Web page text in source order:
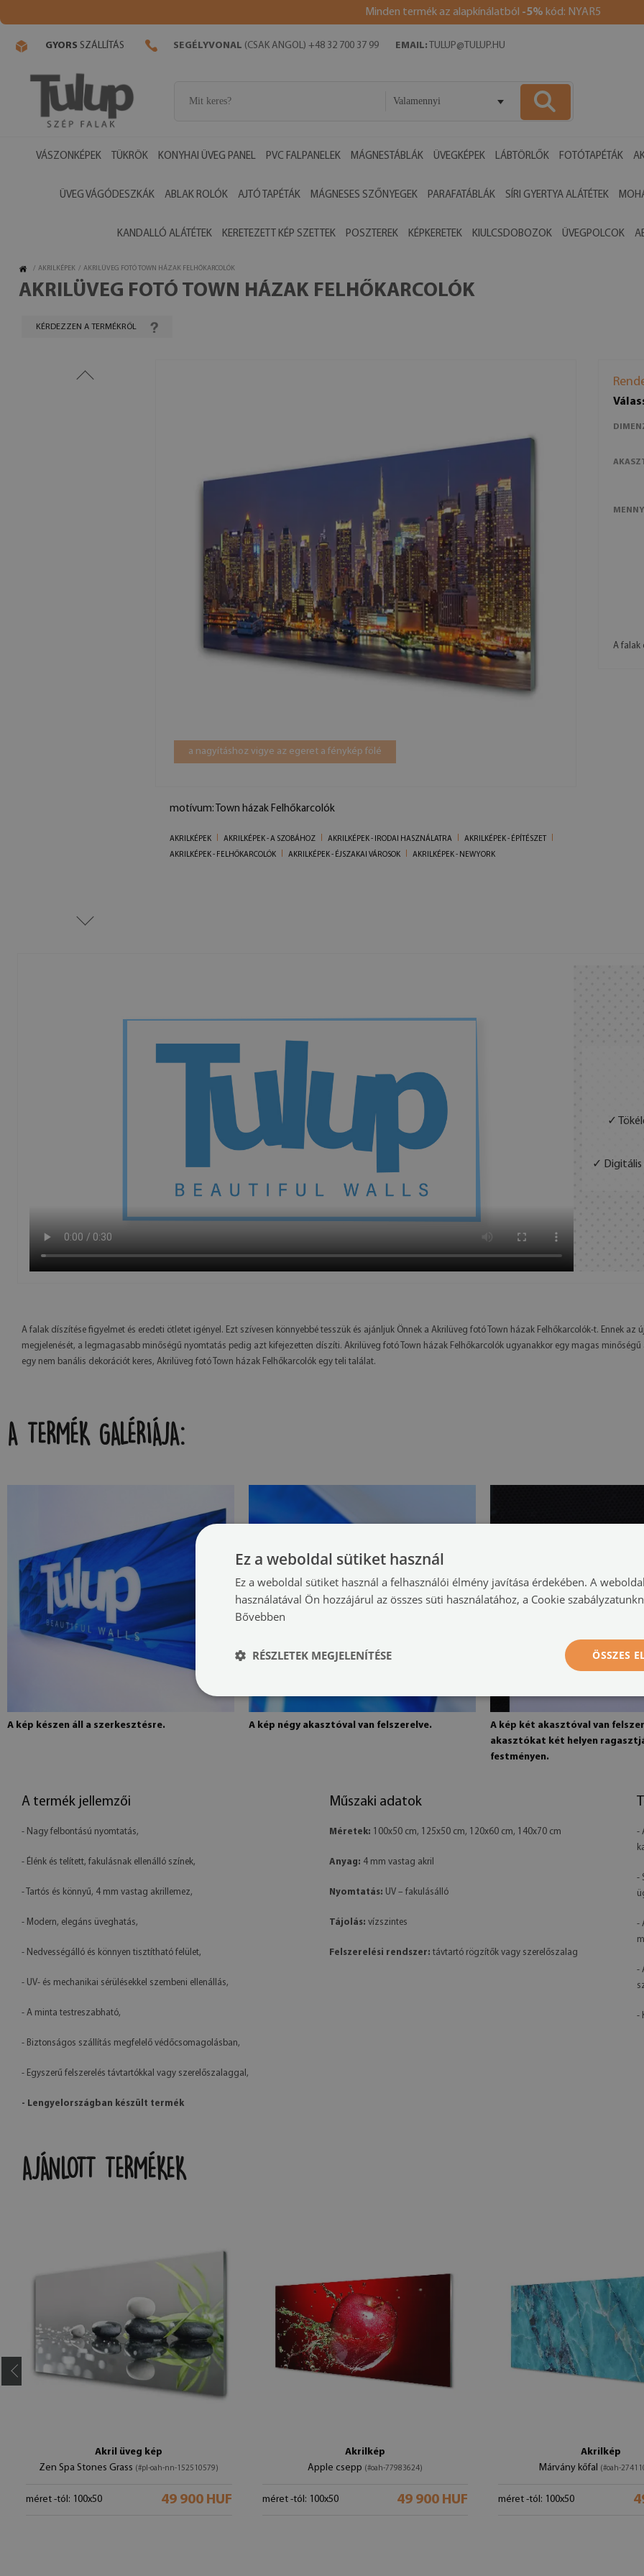
Minden termék az alapkínálatból -5% kód: NYAR5
GYORS SZÁLLÍTÁS SEGÉLYVONAL (CSAK ANGOL) +48 32 700 37 99 EMAIL: TULUP@TULUP.HU
Valamennyi
VÁSZONKÉPEK TÜKRÖK KONYHAI ÜVEG PANEL PVC FALPANELEK MÁGNESTÁBLÁK ÜVEGKÉPEK LÁBTÖRLŐK FOTÓTAPÉTÁK
ÜVEG VÁGÓDESZKÁK ABLAK ROLÓK AJTÓ TAPÉTÁK MÁGNESES SZŐNYEGEK PARAFATÁBLÁK SÍRI GYERTYA ALÁTÉTEK
KANDALLÓ ALÁTÉTEK KERETEZETT KÉP SZETTEK POSZTEREK KÉPKERETEK KIULCSDOBOZOK ÜVEGPOLCOK
/ AKRILKÉPEK / AKRILÜVEG FOTÓ TOWN HÁZAK FELHŐKARCOLÓK
AKRILÜVEG FOTÓ TOWN HÁZAK FELHŐKARCOLÓK
KÉRDEZZEN A TERMÉKRŐL
a nagyításhoz vigye az egeret a fénykép fölé
motívum: Town házak Felhőkarcolók
AKRILKÉPEK AKRILKÉPEK - A SZOBÁHOZ AKRILKÉPEK - IRODAI HASZNÁLATRA
AKRILKÉPEK - ÉPÍTÉSZET
AKRILKÉPEK - FELHŐKARCOLÓK
AKRILKÉPEK - ÉJSZAKAI VÁROSOK AKRILKÉPEK - NEW YORK
A falak
✓
✓ Digitális
A falak díszítése figyelmet és eredeti ötletet igényel. Ezt szívesen könnyebbé tesszük és ajánljuk Önnek a Akrilüveg fotó Town házak Felhőkarcolók-t. Ennek
megjelenését, a legmagasabb minőségű nyomtatás pedig azt kifejezetten díszíti. Akrilüveg fotó Town házak Felhőkarcolók ugyanakkor egy magas
egy nem banális dekorációt keres, Akrilüveg fotó Town házak Felhőkarcolók egy teli találat.
A TERMÉK GALÉRIÁJA:
A kép készen áll a szerkesztésre. A kép négy akasztóval van felszerelve.
A kép két akasztóval van
akasztókat két helyen
festményen.
A termék jellemzői
- Nagy felbontású nyomtatás,
- Élénk és telített, fakulásnak ellenálló színek,
- Tartós és könnyű, 4 mm vastag akrillemez,
- Modern, elegáns üveghatás,
- Nedvességálló és könnyen tisztítható felület,
- UV- és mechanikai sérülésekkel szembeni ellenállás,
- A minta testreszabható,
- Biztonságos szállítás megfelelő védőcsomagolásban,
- Egyszerű felszerelés távtartókkal vagy szerelőszalaggal,
- Lengyelországban készült termék
Műszaki adatok
Méretek: 100x50 cm, 125x50 cm, 120x60 cm, 140x70 cm
Anyag: 4 mm vastag akril
Nyomtatás: UV – fakulásálló
Tájolás: vízszintes
Felszerelési rendszer: távtartó rögzítők vagy szerelőszalag
-
-
-
-
-
AJÁNLOTT TERMÉKEK
Akril üveg kép
Zen Spa Stones Grass (#pl-oah-nn-152510579)
méret -tól: 100x50 49 900 HUF
Akrilkép
Apple csepp (#oah-77983624)
méret -tól: 100x50 49 900 HUF
Akrilkép
Márvány kőfal
(#oah-
méret -tól: 100x50
Ez a weboldal sütiket használ
Ez a weboldal sütiket használ a felhasználói élmény javítása érdekében. A
használatával Ön hozzájárul az összes süti használatához, a Cookie
Bővebben
ÖSSZES
RÉSZLETEK MEGJELENÍTÉSE